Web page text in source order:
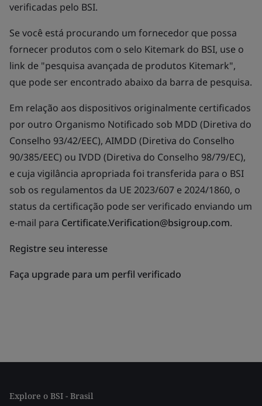
verificadas pelo BSI.
Se você está procurando um fornecedor que possa
fornecer produtos com o selo Kitemark do BSI, use o
link de "pesquisa avançada de produtos Kitemark",
que pode ser encontrado abaixo da barra de pesquisa.
Em relação aos dispositivos originalmente certificados
por outro Organismo Notificado sob MDD (Diretiva do
Conselho 93/42/EEC), AIMDD (Diretiva do Conselho
90/385/EEC) ou IVDD (Diretiva do Conselho 98/79/EC),
e cuja vigilância apropriada foi transferida para o BSI
sob os regulamentos da UE 2023/607 e 2024/1860, o
status da certificação pode ser verificado enviando um
e-mail para Certificate.Verification@bsigroup.com.
Registre seu interesse
Faça upgrade para um perfil verificado
Explore o BSI - Brasil